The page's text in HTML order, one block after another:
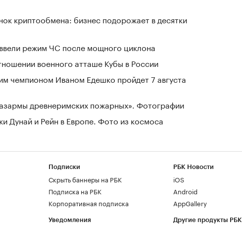
криптообмена: бизнес подорожает в десятки
режим ЧС после мощного циклона
военного атташе Кубы в России
чемпионом Иваном Едешко пройдет 7 августа
древнеримских пожарных». Фотографии
Дунай и Рейн в Европе. Фото из космоса
Подписки
Скрыть баннеры на РБК
Подписка на РБК
Корпоративная подписка
Уведомления
РБК Новости
iOS
Android
AppGallery
Другие продукты РБК